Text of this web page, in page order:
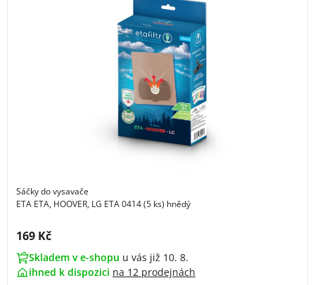
Sáčky do vysavače
ETA ETA, HOOVER, LG ETA 0414 (5 ks) hnědý
Cena s DPH:
169 Kč
Skladem v e-shopu u vás již 10. 8.
ihned k dispozici na 12 prodejnách